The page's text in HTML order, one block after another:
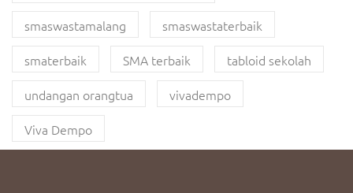
smaswastamalang
smaswastaterbaik
smaterbaik
SMA terbaik
tabloid sekolah
undangan orangtua
vivadempo
Viva Dempo